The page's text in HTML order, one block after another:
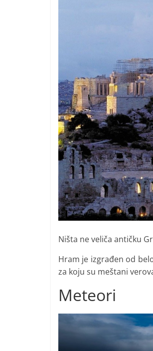
Ništa ne veliča antičku
Hram je izgrađen od
za koju su meštani
Meteori